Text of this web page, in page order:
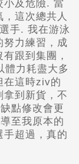
小及危險. 當
這次總共人
手. 我在游泳
努力練習，成
跟到集團，
體力耗盡大多
在這時ziv的
拿到新貨，不
點修改會更
至我原本的
手超過，真的